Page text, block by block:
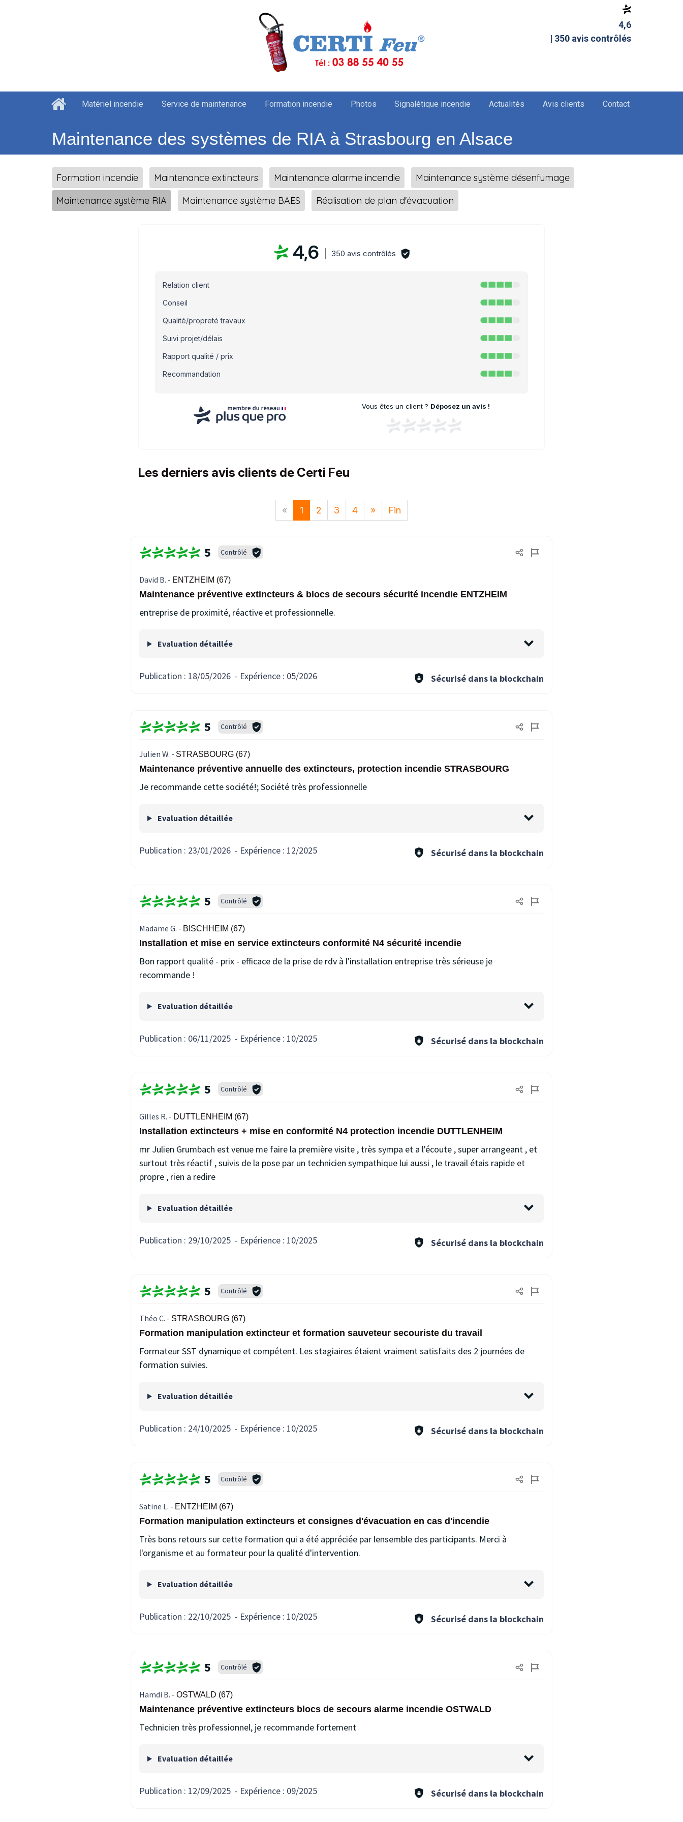
4,6
| 350 avis contrôlés
Matériel incendie Service de maintenance Formation incendie Photos Signalétique incendie Actualités Avis clients Contact
Maintenance des systèmes de RIA à Strasbourg en Alsace
Formation incendie Maintenance extincteurs Maintenance alarme incendie
Maintenance système désenfumage
Maintenance système RIA
Maintenance système BAES Réalisation de plan d'évacuation
4,6 350 avis contrôlés
Relation client
Conseil
Qualité/propreté travaux
Suivi projet/délais
Rapport qualité / prix
Recommandation
Vous êtes un client ? Déposez un avis !
Les derniers avis clients de Certi Feu
« 1 2 3 4 » Fin
5 Contrôlé
David B. - ENTZHEIM (67)
Maintenance préventive extincteurs & blocs de secours sécurité incendie ENTZHEIM
entreprise de proximité, réactive et professionnelle.
Evaluation détaillée
Publication : 18/05/2026 - Expérience : 05/2026 Sécurisé dans la blockchain
5 Contrôlé
Julien W. - STRASBOURG (67)
Maintenance préventive annuelle des extincteurs, protection incendie STRASBOURG
Je recommande cette société!; Société très professionnelle
Evaluation détaillée
Publication : 23/01/2026 - Expérience : 12/2025 Sécurisé dans la blockchain
5 Contrôlé
Madame G. - BISCHHEIM (67)
Installation et mise en service extincteurs conformité N4 sécurité incendie
Bon rapport qualité - prix - efficace de la prise de rdv à l'installation entreprise très sérieuse je
recommande !
Evaluation détaillée
Publication : 06/11/2025 - Expérience : 10/2025 Sécurisé dans la blockchain
5 Contrôlé
Gilles R. - DUTTLENHEIM (67)
Installation extincteurs + mise en conformité N4 protection incendie DUTTLENHEIM
mr Julien Grumbach est venue me faire la première visite , très sympa et a l'écoute , super arrangeant , et
surtout très réactif , suivis de la pose par un technicien sympathique lui aussi , le travail étais rapide et
propre , rien a redire
Evaluation détaillée
Publication : 29/10/2025 - Expérience : 10/2025 Sécurisé dans la blockchain
5 Contrôlé
Théo C. - STRASBOURG (67)
Formation manipulation extincteur et formation sauveteur secouriste du travail
Formateur SST dynamique et compétent. Les stagiaires étaient vraiment satisfaits des 2 journées de
formation suivies.
Evaluation détaillée
Publication : 24/10/2025 - Expérience : 10/2025 Sécurisé dans la blockchain
5 Contrôlé
Satine L. - ENTZHEIM (67)
Formation manipulation extincteurs et consignes d'évacuation en cas d'incendie
Très bons retours sur cette formation qui a été appréciée par lensemble des participants. Merci à
l'organisme et au formateur pour la qualité d'intervention.
Evaluation détaillée
Publication : 22/10/2025 - Expérience : 10/2025 Sécurisé dans la blockchain
5 Contrôlé
Hamdi B. - OSTWALD (67)
Maintenance préventive extincteurs blocs de secours alarme incendie OSTWALD
Technicien très professionnel, je recommande fortement
Evaluation détaillée
Publication : 12/09/2025 - Expérience : 09/2025 Sécurisé dans la blockchain